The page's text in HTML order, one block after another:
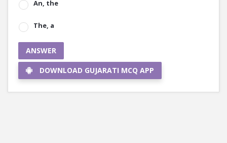
An, the
The, a
ANSWER
DOWNLOAD GUJARATI MCQ APP